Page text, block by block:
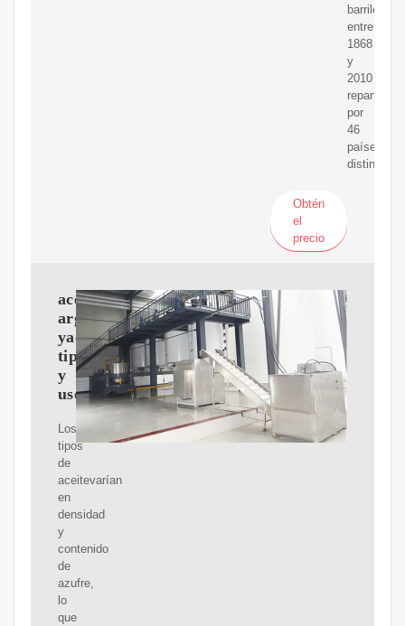
barriles―
entre
1868
y
2010
repartidas
por
46
países
distintos
Obtén
el
precio
aceiteen
argentina:
yacimientos,
tipos
y
usos
Los
tipos
de
aceitevarían
en
densidad
y
contenido
de
azufre,
lo
que